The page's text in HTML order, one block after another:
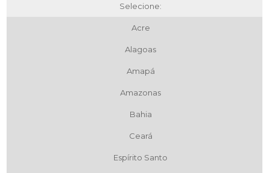
Selecione:
Acre
Alagoas
Amapá
Amazonas
Bahia
Ceará
Espírito Santo